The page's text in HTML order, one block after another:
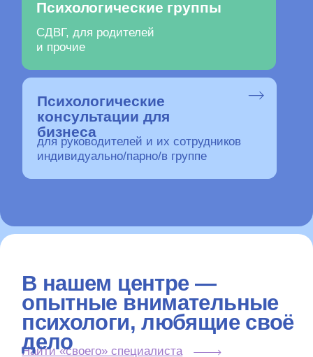
Психологические
консультации для
бизнеса
для руководителей и их сотрудников
В нашем центре —
психологи, любящие своё
дело